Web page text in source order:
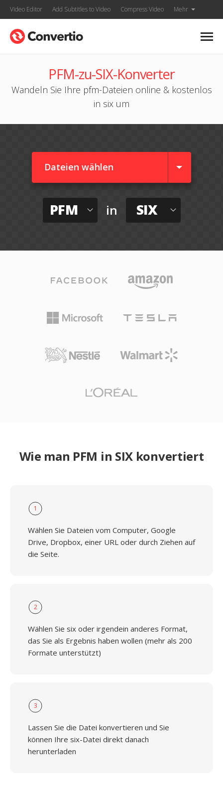
Video Editor Add Subtitles to Video Compress Video Mehr
PFM-zu-SIX-Konverter
Wandeln Sie Ihre pfm-Dateien online & kostenlos
in six um
Dateien wählen
PFM in SIX
Wie man PFM in SIX konvertiert
1
Wählen Sie Dateien vom Computer, Google
Drive, Dropbox, einer URL oder durch Ziehen auf
die Seite.
2
Wählen Sie six oder irgendein anderes Format,
das Sie als Ergebnis haben wollen (mehr als 200
Formate unterstützt)
3
Lassen Sie die Datei konvertieren und Sie
können Ihre six-Datei direkt danach
herunterladen